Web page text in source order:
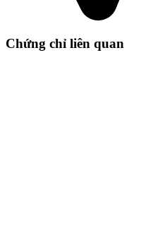
Chứng chỉ liên quan